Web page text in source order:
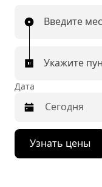
Введите
Укажите
Дата
Нажмите
стрелку
вниз,
Узнать цены